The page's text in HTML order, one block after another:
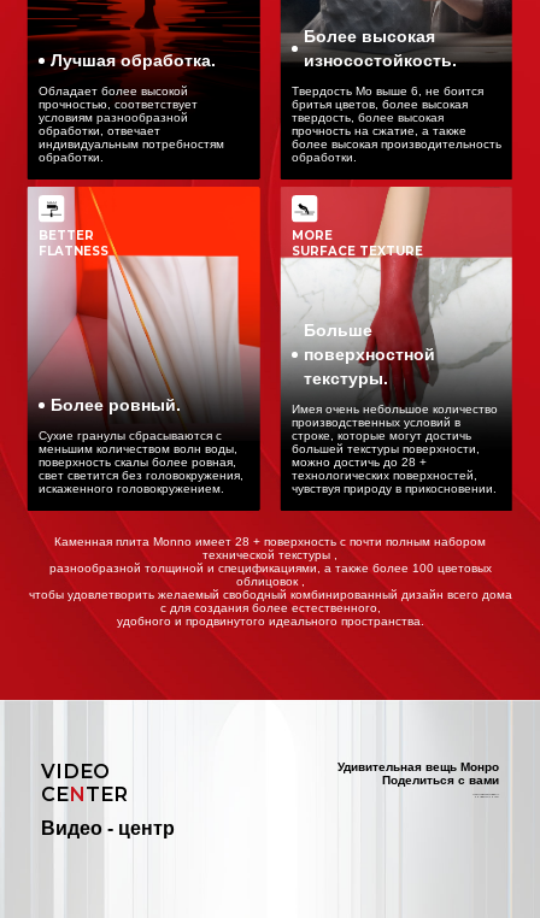
Лучшая обработка.
Обладает более высокой
прочностью, соответствует
условиям разнообразной
обработки, отвечает
индивидуальным потребностям
обработки.
Более высокая
износостойкость.
Твердость Мо выше 6, не боится
бритья цветов, более высокая
твердость, более высокая
прочность на сжатие, а также
более высокая производительность
обработки.
BETTER
FLATNESS
Более ровный.
Сухие гранулы сбрасываются с
меньшим количеством волн воды,
поверхность скалы более ровная,
свет светится без головокружения,
искаженного головокружением.
MORE
SURFACE TEXTURE
Больше
поверхностной
текстуры.
Имея очень небольшое количество
производственных условий в
строке, которые могут достичь
большей текстуры поверхности,
можно достичь до 28 +
технологических поверхностей,
чувствуя природу в прикосновении.
Каменная плита Monno имеет 28 + поверхность с почти полным набором
технической текстуры ,
разнообразной толщиной и спецификациями, а также более 100 цветовых
облицовок ,
чтобы удовлетворить желаемый свободный комбинированный дизайн всего дома
с для создания более естественного,
удобного и продвинутого идеального пространства.
VIDEO
CENTER
Видео - центр
Удивительная вещь Монро
Поделиться с вами